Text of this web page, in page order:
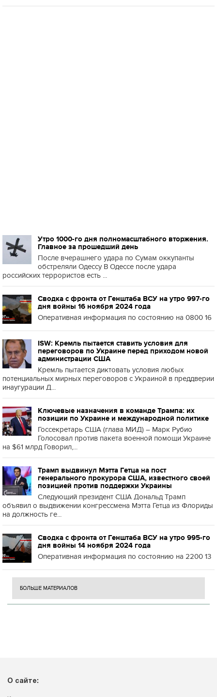
Утро 1000-го дня полномасштабного вторжения.
Главное за прошедший день
После вчерашнего удара по Сумам оккупанты
обстреляли Одессу В Одессе после удара
российских террористов есть ...
Сводка с фронта от Генштаба ВСУ на утро 997-го
дня войны 16 ноября 2024 года
Оперативная информация по состоянию на 0800 16
ISW: Кремль пытается ставить условия для
переговоров по Украине перед приходом новой
администрации США
Кремль пытается диктовать условия любых
потенциальных мирных переговоров с Украиной в преддверии
инаугурации Д...
Ключевые назначения в команде Трампа: их
позиции по Украине и международной политике
Госсекретарь США (глава МИД) – Марк Рубио
Голосовал против пакета военной помощи Украине
на $61 млрд Говорил,...
Трамп выдвинул Мэтта Гетца на пост
генерального прокурора США, известного своей
позицией против поддержки Украины
Следующий президент США Дональд Трамп
объявил о выдвижении конгрессмена Мэтта Гетца из Флориды
на должность ге...
Сводка с фронта от Генштаба ВСУ на утро 995-го
дня войны 14 ноября 2024 года
Оперативная информация по состоянию на 2200 13
БОЛЬШЕ МАТЕРИАЛОВ
О сайте: